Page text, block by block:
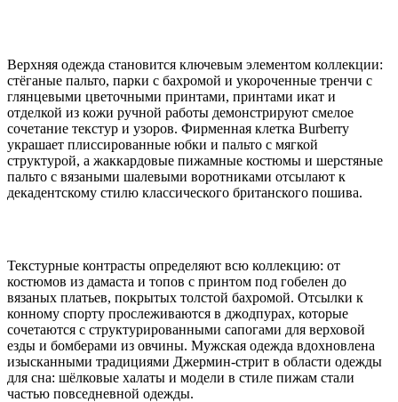
Верхняя одежда становится ключевым элементом коллекции:
стёганые пальто, парки с бахромой и укороченные тренчи с
глянцевыми цветочными принтами, принтами икат и
отделкой из кожи ручной работы демонстрируют смелое
сочетание текстур и узоров. Фирменная клетка Burberry
украшает плиссированные юбки и пальто с мягкой
структурой, а жаккардовые пижамные костюмы и шерстяные
пальто с вязаными шалевыми воротниками отсылают к
декадентскому стилю классического британского пошива.
Текстурные контрасты определяют всю коллекцию: от
костюмов из дамаста и топов с принтом под гобелен до
вязаных платьев, покрытых толстой бахромой. Отсылки к
конному спорту прослеживаются в джодпурах, которые
сочетаются с структурированными сапогами для верховой
езды и бомберами из овчины. Мужская одежда вдохновлена
изысканными традициями Джермин-стрит в области одежды
для сна: шёлковые халаты и модели в стиле пижам стали
частью повседневной одежды.